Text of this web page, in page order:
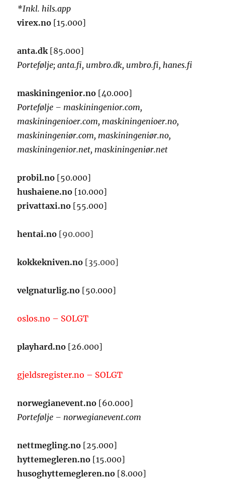
*Inkl. hils.app
virex.no [15.000]
anta.dk [85.000]
Portefølje; anta.fi, umbro.dk, umbro.fi, hanes.fi
maskiningenior.no [40.000]
Portefølje – maskiningenior.com,
maskiningenioer.com, maskiningenioer.no,
maskiningeniør.com, maskiningeniør.no,
maskiningenior.net, maskiningeniør.net
probil.no [50.000]
hushaiene.no [10.000]
privattaxi.no [55.000]
hentai.no [90.000]
kokkekniven.no [35.000]
velgnaturlig.no [50.000]
oslos.no – SOLGT
playhard.no [26.000]
gjeldsregister.no – SOLGT
norwegianevent.no [60.000]
Portefølje – norwegianevent.com
nettmegling.no [25.000]
hyttemegleren.no [15.000]
husoghyttemegleren.no [8.000]